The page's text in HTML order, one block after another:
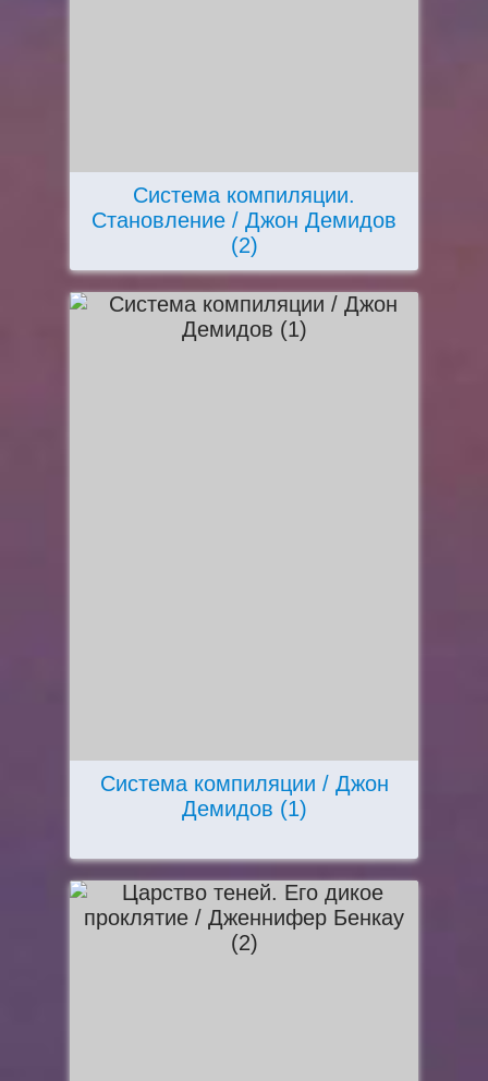
Система компиляции.
Становление / Джон Демидов
(2)
Система компиляции / Джон
Демидов (1)